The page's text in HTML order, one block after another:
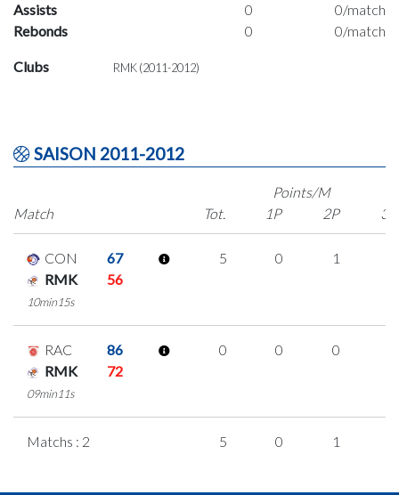
Assists
0
0/match
Rebonds
0 0/match
Clubs RMK (2011-2012)
SAISON 2011-2012
Match
Points/M
Tot.
1P 2P 3P
CON
67
RMK
56
10min15s
5 0 1
RAC
86
RMK
72
09min11s
0 0 0
Matchs : 2 5 0 1